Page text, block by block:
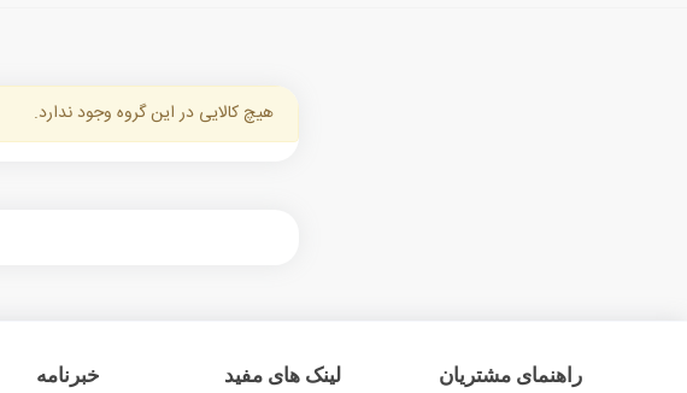
هیچ کالایی در این گروه وجود ندارد.
راهنمای مشتریان لینک های مفید خبرنامه